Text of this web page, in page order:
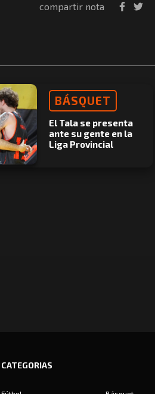
compartir nota
BÁSQUET
El Tala se presenta
ante su gente en la
Liga Provincial
CATEGORIAS